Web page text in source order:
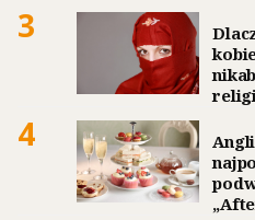
3
4